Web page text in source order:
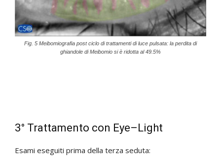
Fig. 5 Meibomiografia post ciclo di trattamenti di luce pulsata: la perdita di
ghiandole di Meibomio si è ridotta al 49.5%
3° Trattamento con Eye–Light
Esami eseguiti prima della terza seduta: